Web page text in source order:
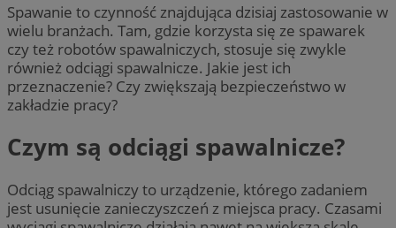
Spawanie to czynność znajdująca dzisiaj zastosowanie w
wielu branżach. Tam, gdzie korzysta się ze spawarek
czy też robotów spawalniczych, stosuje się zwykle
również odciągi spawalnicze. Jakie jest ich
przeznaczenie? Czy zwiększają bezpieczeństwo w
zakładzie pracy?
Czym są odciągi spawalnicze?
Odciąg spawalniczy to urządzenie, którego zadaniem
jest usunięcie zanieczyszczeń z miejsca pracy. Czasami